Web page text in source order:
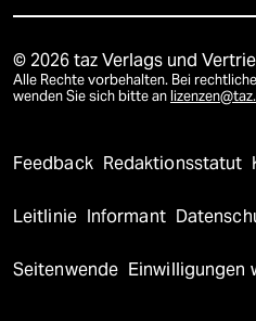
© 2026 taz Verlags und
Alle Rechte vorbehalten. Bei
wenden Sie sich bitte an
Feedback Redaktionsstatut
Leitlinie Informant
Seitenwende Einwilligungen